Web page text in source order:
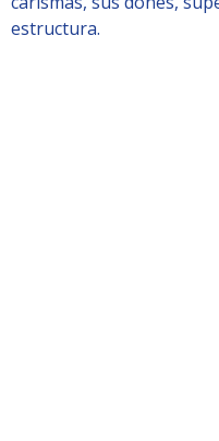
estructura.